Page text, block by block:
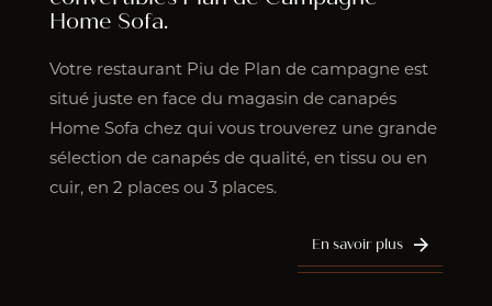
Home Sofa.
Votre restaurant Piu de Plan de campagne est
situé juste en face du magasin de canapés
Home Sofa chez qui vous trouverez une grande
sélection de canapés de qualité, en tissu ou en
cuir, en 2 places ou 3 places.
En savoir plus